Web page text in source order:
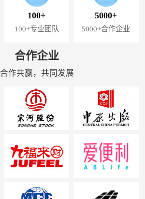
100+
100+专业团队
5000+
5000+合作企业
合作企业
合作共赢，共同发展